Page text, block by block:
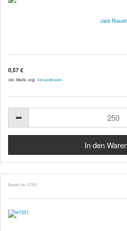
Jack Russel
0,57 €
inkl. MwSt. zzgl. Versandkosten
Bestell-Nr. 47351